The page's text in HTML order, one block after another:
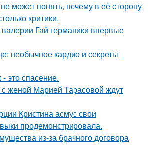
может понять, почему в её сторону
критики.
валерии Гай германики впервые
необычное кардио и секреты
это спасение.
женой Марией Тарасовой ждут
Кристина асмус свои
продемонстрировала.
из-за брачного договора